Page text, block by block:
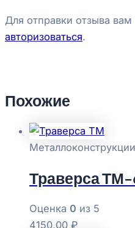
Для отправки отзыва
авторизоваться.
Похожие
Траверса
Оценка 0 из 5
4150,00 ₽